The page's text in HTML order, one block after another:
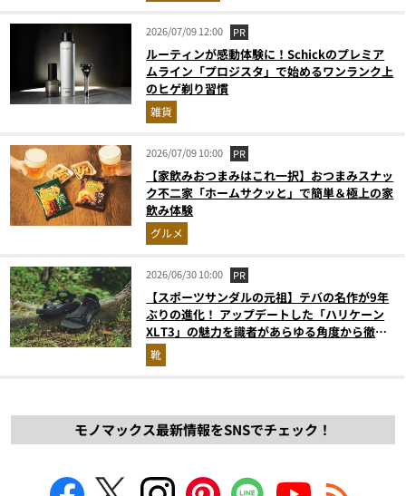
2026/07/09 12:00 PR
ルーティンが感動体験に！Schickのプレミア
ムライン「プロジスタ」で始めるワンランク上
のヒゲ剃り習慣
雑貨
2026/07/09 10:00 PR
【家飲みおつまみはこれ一択】おつまみスナッ
ク不二家「ホームサクッと」で簡単＆極上の家
飲み体験
グルメ
2026/06/30 10:00 PR
【スポーツサンダルの元祖】テバの名作が9年
ぶりの進化！ アップデートした「ハリケーン
XLT3」の魅力を識者があらゆる角度から徹底
解説！
靴
モノマックス最新情報をSNSでチェック！